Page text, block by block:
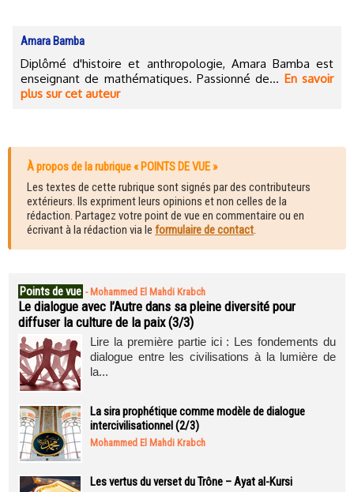
Amara Bamba
Diplômé d'histoire et anthropologie, Amara Bamba est
enseignant de mathématiques. Passionné de... En savoir
plus sur cet auteur
À propos de la rubrique « POINTS DE VUE »
Les textes de cette rubrique sont signés par des contributeurs
extérieurs. Ils expriment leurs opinions et non celles de la
rédaction. Partagez votre point de vue en commentaire ou en
écrivant à la rédaction via le formulaire de contact
Points de vue - Mohammed El Mahdi Krabch
Le dialogue avec l’Autre dans sa pleine diversité pour
diffuser la culture de la paix (3/3)
Lire la première partie ici : Les fondements du
dialogue entre les civilisations à la lumière de
la...
La sira prophétique comme modèle de dialogue
intercivilisationnel (2/3)
Mohammed El Mahdi Krabch
Les vertus du verset du Trône – Ayat al-Kursi